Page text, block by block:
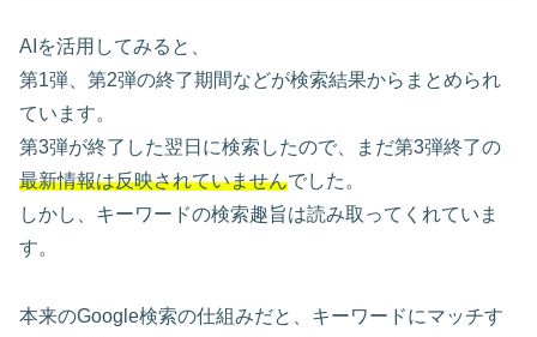
AIを活用してみると、
第1弾、第2弾の終了期間などが検索結果からまとめられ
ています。
第3弾が終了した翌日に検索したので、まだ第3弾終了の
最新情報は反映されていませんでした。
しかし、キーワードの検索趣旨は読み取ってくれていま
す。
本来のGoogle検索の仕組みだと、キーワードにマッチす